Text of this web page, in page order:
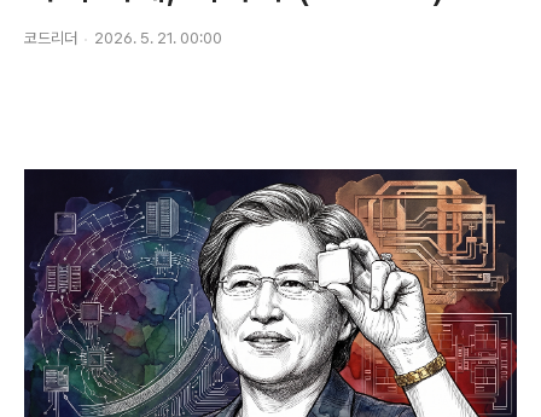
코드리더 2026. 5. 21. 00:00